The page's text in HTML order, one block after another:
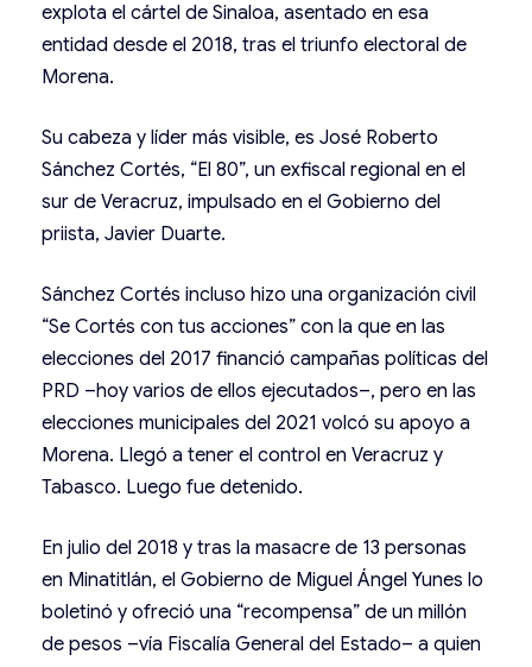
explota el cártel de Sinaloa, asentado en esa
entidad desde el 2018, tras el triunfo electoral de
Morena.
Su cabeza y líder más visible, es José Roberto
Sánchez Cortés, “El 80”, un exfiscal regional en el
sur de Veracruz, impulsado en el Gobierno del
priista, Javier Duarte.
Sánchez Cortés incluso hizo una organización civil
“Se Cortés con tus acciones” con la que en las
elecciones del 2017 financió campañas políticas del
PRD –hoy varios de ellos ejecutados–, pero en las
elecciones municipales del 2021 volcó su apoyo a
Morena. Llegó a tener el control en Veracruz y
Tabasco. Luego fue detenido.
En julio del 2018 y tras la masacre de 13 personas
en Minatitlán, el Gobierno de Miguel Ángel Yunes lo
boletinó y ofreció una “recompensa” de un millón
de pesos –vía Fiscalía General del Estado– a quien